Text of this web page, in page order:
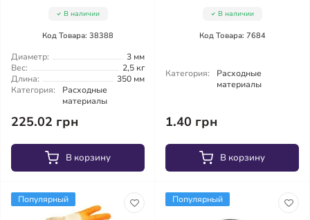
В наличии
Код Товара: 38388
Диаметр:
3 мм
Вес:
2,5 кг
Длина:
350 мм
Категория:
Расходные
материалы
225.02 грн
В корзину
В наличии
Код Товара: 7684
Категория:
Расходные
материалы
1.40 грн
В корзину
Популярный Популярный